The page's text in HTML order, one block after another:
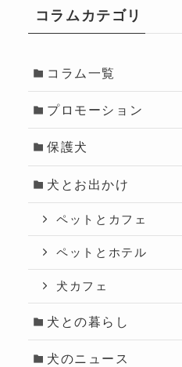
コラムカテゴリ
コラム一覧
プロモーション
保護犬
犬とお出かけ
ペットとカフェ
ペットとホテル
犬カフェ
犬との暮らし
犬のニュース